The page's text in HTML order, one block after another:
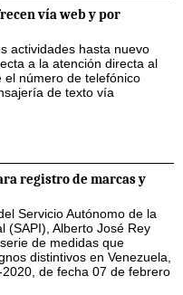
vía web y por
actividades hasta nuevo
a la atención directa al
el número de telefónico
de texto vía
registro de marcas y
Servicio Autónomo de la
(SAPI), Alberto José Rey
de medidas que
distintivos en Venezuela,
de fecha 07 de febrero